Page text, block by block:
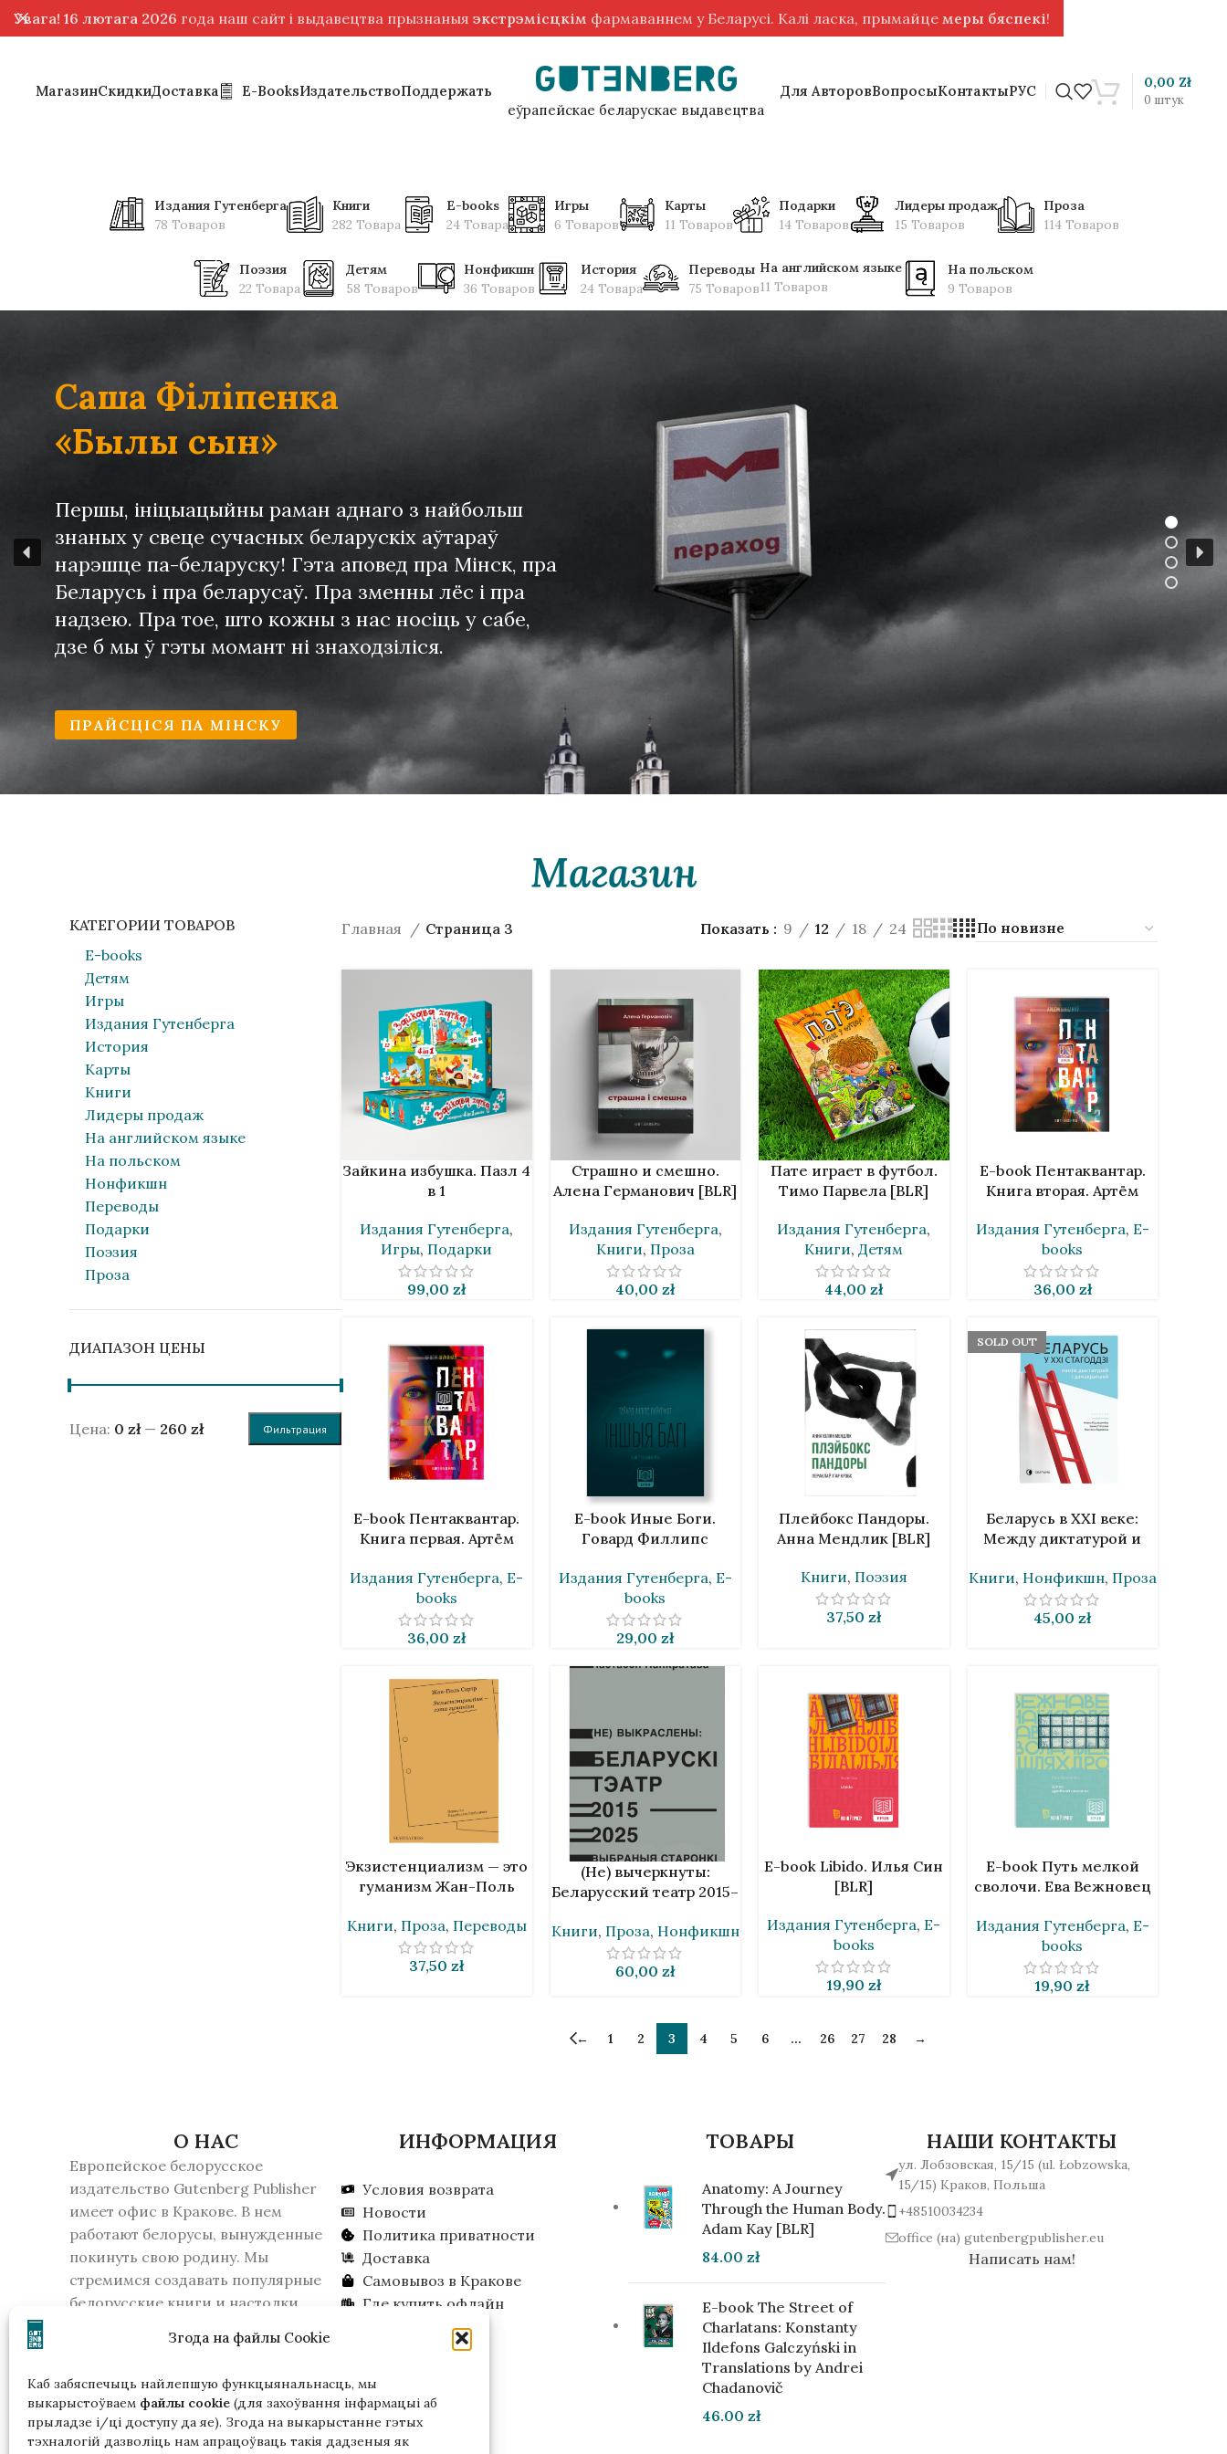
Згода на файлы Cookie
Каб забяспечыць найлепшую функцыянальнасць, мы
выкарыстоўваем файлы cookie (для захоўвання інфармацыі аб
прыладзе і/ці доступу да яе). Згода на выкарыстанне гэтых
тэхналогій дазволіць нам апрацоўваць такія дадзеныя як
МагазинСкидкиДоставка E-BooksИздательствоПоддержать
еўрапейскае беларускае выдавецтва
Для АвторовВопросыКонтактыРУС
0 штук
0,00 Zł
Издания Гутенберга
78 Товаров
Книги
282 Товара
E-books
24 Товара
Игры
6 Товаров
Карты
11 Товаров
Подарки
14 Товаров
Лидеры продаж
15 Товаров
Проза
114 Товаров
Поэзия
22 Товара
Детям
58 Товаров
Нонфикшн
36 Товаров
История
24 Товара
Переводы
75 Товаров
На английском языке
11 Товаров
На польском
9 Товаров
Саша Фiлiпенка
«Былы сын»
Першы, iнiцыацыйны раман аднаго з найбольш
знаных у свеце сучасных беларускiх аўтараў
нарэшце па-беларуску! Гэта аповед пра Мiнск, пра
Беларусь i пра беларусаў. Пра зменны лёс i пра
надзею. Пра тое, што кожны з нас носiць у сабе,
дзе б мы ў гэты момант нi знаходзiлiся.
ПРАЙСЦIСЯ ПА МIНСКУ
Магазин
КАТЕГОРИИ ТОВАРОВ
E-books
Детям
Игры
Издания Гутенберга
История
Карты
Книги
Лидеры продаж
На английском языке
На польском
Нонфикшн
Переводы
Подарки
Поэзия
Проза
ДИАПАЗОН ЦЕНЫ
Фильтрация
Цена: 0 zł— 260 zł
Главная Страница 3 Показать 9 12 18 24
В КОРЗИНУ
Зайкина избушка. Пазл 4
в 1
Издания Гутенберга,
Игры, Подарки
99,00zł
В КОРЗИНУ
Страшно и смешно.
Алена Германович [BLR]
Издания Гутенберга,
Книги, Проза
40,00zł
В КОРЗИНУ
Пате играет в футбол.
Тимо Парвела [BLR]
Издания Гутенберга,
Книги, Детям
44,00zł
В КОРЗИНУ
E-book Пентаквантар.
Книга вторая. Артём
Издания Гутенберга, E-
books
36,00 zł
В КОРЗИНУ
E-book Пентаквантар.
Книга первая. Артём
Издания Гутенберга, E-
books
36,00zł
В КОРЗИНУ
E-book Иные Боги.
Говард Филлипс
Издания Гутенберга, E-
books
29,00zł
В КОРЗИНУ
Плейбокс Пандоры.
Анна Мендлик [BLR]
Книги, Поэзия
37,50zł
SOLD OUT
ПОДРОБНЕЕ
Беларусь в ХХІ веке:
Между диктатурой и
Книги, Нонфикшн, Проза
45,00zł
В КОРЗИНУ
Экзистенциализм — это
гуманизм Жан-Поль
Книги, Проза, Переводы
37,50zł
В КОРЗИНУ
(Не) вычеркнуты:
Беларусский театр 2015–
Книги, Проза, Нонфикшн
60,00zł
В КОРЗИНУ
E-book Libido. Илья Син
[BLR]
Издания Гутенберга, E-
books
19,90 zł
В КОРЗИНУ
E-book Путь мелкой
сволочи. Ева Вежновец
Издания Гутенберга, E-
books
19,90zł
← 1 2 3 4 5 6 … 26 27 28 →
О НАС
Европейское белорусское
издательство Gutenberg Publisher
имеет офис в Кракове. В нем
работают белорусы, вынужденные
покинуть свою родину. Мы
стремимся создавать популярные
белорусские книги и настолки.
признало издательство
Пожалуйста, учитывайте это, если
вы живете в Беларуси.
ИНФОРМАЦИЯ
Условия возврата
Новости
Политика приватности
Доставка
Самовывоз в Кракове
Где купить офлайн
Ищем инвестора
ТОВАРЫ
Anatomy: A Journey
Through the Human Body.
Adam Kay [BLR]
84.00 zł
E-book The Street of
Charlatans: Konstanty
Ildefons Galczyński in
Translations by Andrei
Chadanovič
46.00 zł
НАШИ КОНТАКТЫ
ул. Лобзовская, 15/15 (ul. Łobzowska,
15/15) Краков, Польша
+48510034234
office (на) gutenbergpublisher.eu
Написать нам!
Увага! 16 лютага 2026 года наш сайт і выдавецтва прызнаныя экстрэмісцкім фармаваннем у Беларусі. Калі ласка, прымайце меры бяспекі!